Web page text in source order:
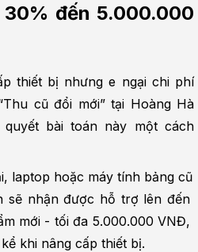
đến 5.000.000
thiết bị nhưng e ngại chi phí
cũ đổi mới” tại Hoàng Hà
bài toán này một cách
laptop hoặc máy tính bảng cũ
sẽ nhận được hỗ trợ lên đến
mới - tối đa 5.000.000 VNĐ,
khi nâng cấp thiết bị.